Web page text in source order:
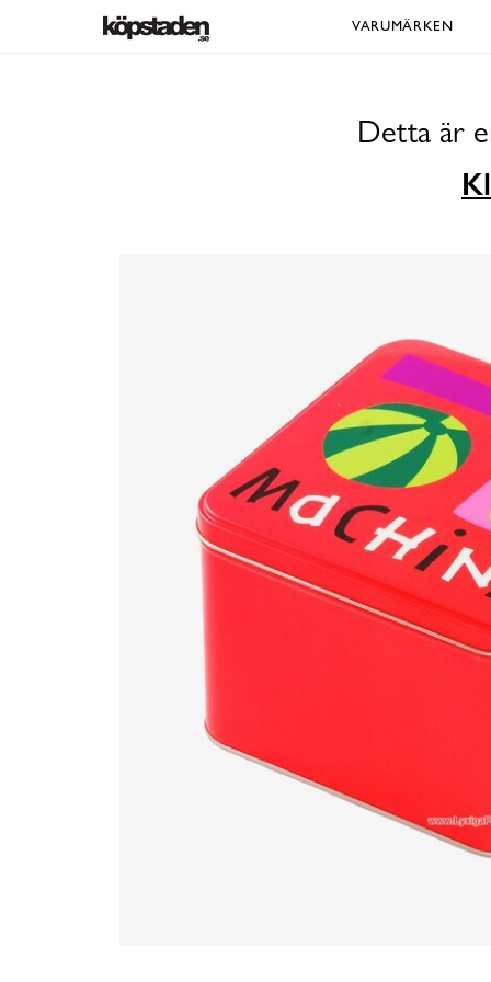
VARUMÄRKEN
Detta är